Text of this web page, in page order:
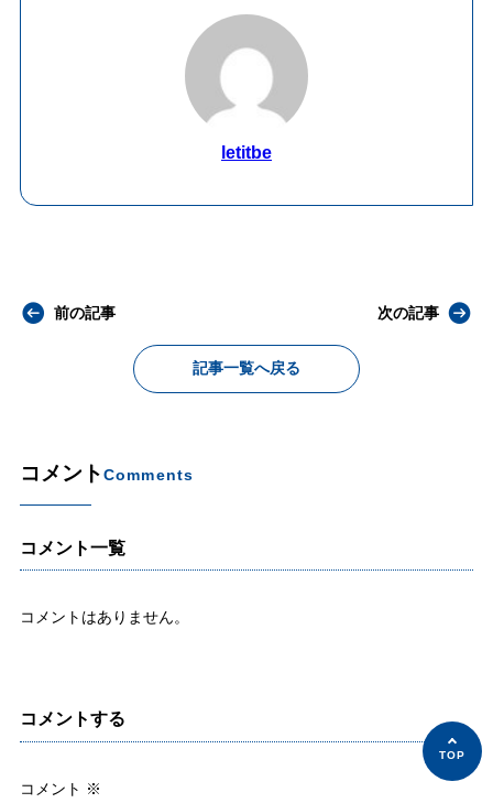
letitbe
前の記事
記事一覧へ戻る
次の記事
コメントComments
コメント一覧
コメントはありません。
コメントする
コメント ※